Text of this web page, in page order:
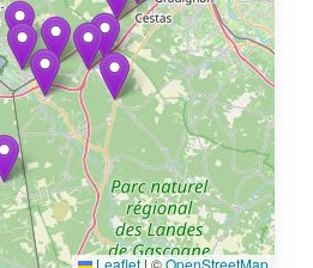
Leaflet |©OpenStreetMap